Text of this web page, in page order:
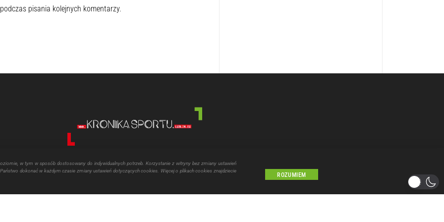
pisania kolejnych komentarzy.
w tym w sposób dostosowany do indywidualnych potrzeb. Korzystanie z witryny bez zmiany ustawień
dokonać w każdym czasie zmiany ustawień dotyczących cookies. Więcej o plikach cookies znajdziecie
ROZUMIEM